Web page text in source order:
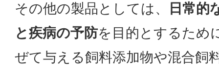
その他の製品としては、
日常的
と疾病の予防を目的とするため
ぜて与える飼料添加物や混合飼